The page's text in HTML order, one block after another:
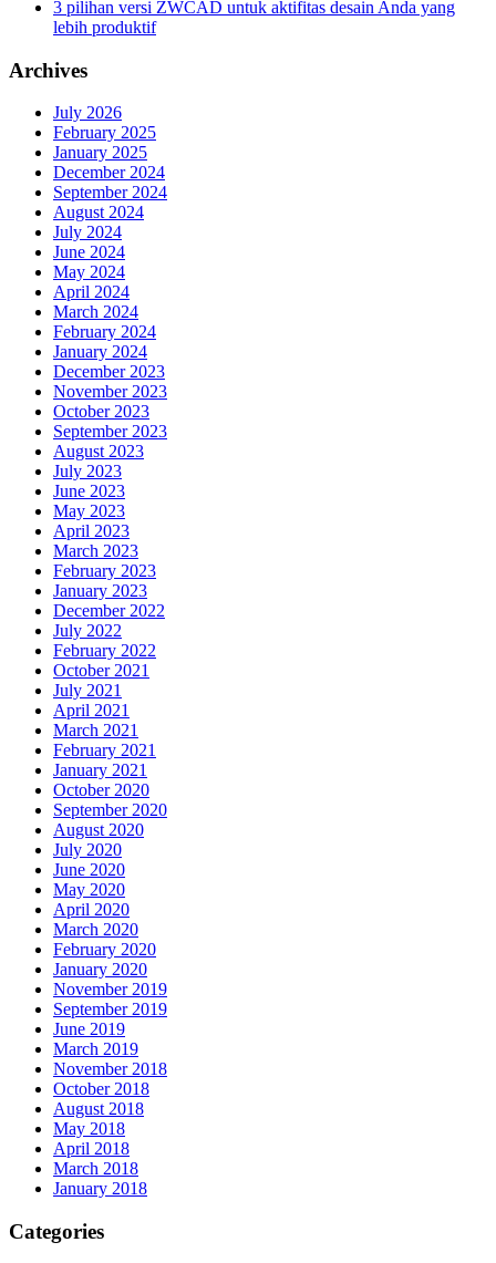
3 pilihan versi ZWCAD untuk aktifitas desain Anda yang
lebih produktif
Archives
July 2026
February 2025
January 2025
December 2024
September 2024
August 2024
July 2024
June 2024
May 2024
April 2024
March 2024
February 2024
January 2024
December 2023
November 2023
October 2023
September 2023
August 2023
July 2023
June 2023
May 2023
April 2023
March 2023
February 2023
January 2023
December 2022
July 2022
February 2022
October 2021
July 2021
April 2021
March 2021
February 2021
January 2021
October 2020
September 2020
August 2020
July 2020
June 2020
May 2020
April 2020
March 2020
February 2020
January 2020
November 2019
September 2019
June 2019
March 2019
November 2018
October 2018
August 2018
May 2018
April 2018
March 2018
January 2018
Categories